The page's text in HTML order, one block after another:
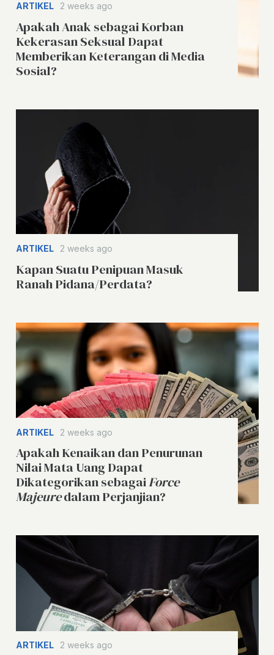
ARTIKEL 2 weeks ago
Apakah Anak sebagai Korban
Kekerasan Seksual Dapat
Memberikan Keterangan di Media
Sosial?
ARTIKEL 2 weeks ago
Kapan Suatu Penipuan Masuk
Ranah Pidana/Perdata?
ARTIKEL 2 weeks ago
Apakah Kenaikan dan Penurunan
Nilai Mata Uang Dapat
Dikategorikan sebagaiForce
Majeuredalam Perjanjian?
ARTIKEL 2 weeks ago